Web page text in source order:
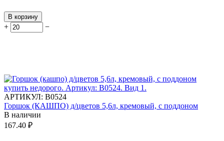
В корзину
+ −
АРТИКУЛ: В0524
Горшок (КАШПО) д/цветов 5,6л, кремовый, с поддоном
В наличии
167.40 ₽